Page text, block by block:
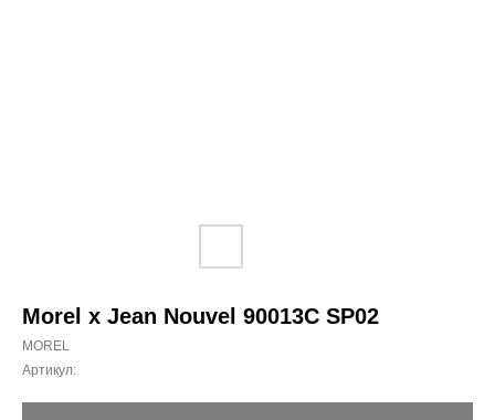
Morel x Jean Nouvel 90013C SP02
MOREL
Артикул: